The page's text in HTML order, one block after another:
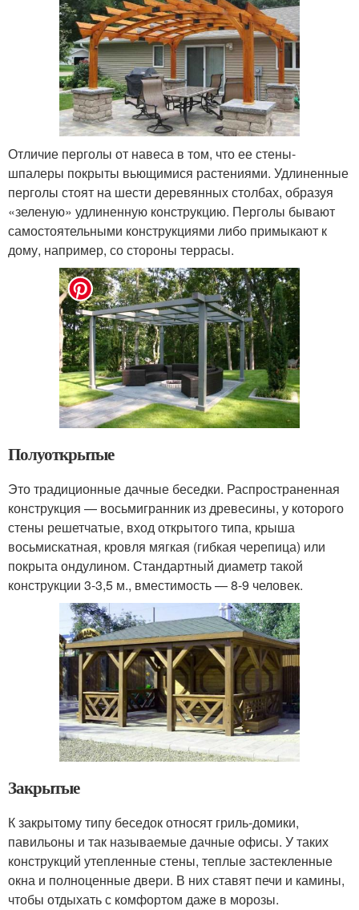
Отличие перголы от навеса в том, что ее стены-
шпалеры покрыты вьющимися растениями. Удлиненные
перголы стоят на шести деревянных столбах, образуя
«зеленую» удлиненную конструкцию. Перголы бывают
самостоятельными конструкциями либо примыкают к
дому, например, со стороны террасы.
Полуоткрытые
Это традиционные дачные беседки. Распространенная
конструкция — восьмигранник из древесины, у которого
стены решетчатые, вход открытого типа, крыша
восьмискатная, кровля мягкая (гибкая черепица) или
покрыта ондулином. Стандартный диаметр такой
конструкции 3-3,5 м., вместимость — 8-9 человек.
Закрытые
К закрытому типу беседок относят гриль-домики,
павильоны и так называемые дачные офисы. У таких
конструкций утепленные стены, теплые застекленные
окна и полноценные двери. В них ставят печи и камины,
чтобы отдыхать с комфортом даже в морозы.